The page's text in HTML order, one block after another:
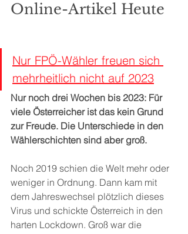
Online-Artikel Heute
Nur FPÖ-Wähler freuen sich
mehrheitlich nicht auf 2023
Nur noch drei Wochen bis 2023: Für
viele Österreicher ist das kein Grund
zur Freude. Die Unterschiede in den
Wählerschichten sind aber groß.
Noch 2019 schien die Welt mehr oder
weniger in Ordnung. Dann kam mit
dem Jahreswechsel plötzlich dieses
Virus und schickte Österreich in den
harten Lockdown. Groß war die